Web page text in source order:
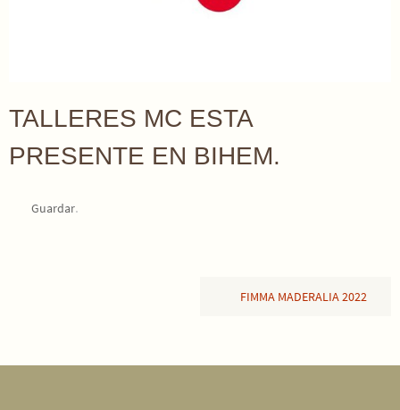
TALLERES MC ESTA
PRESENTE EN BIHEM.
Guardar.
FIMMA MADERALIA 2022